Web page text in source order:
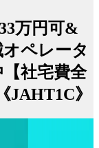
万円可&
ペレータ
社宅費全
JAHT1C》